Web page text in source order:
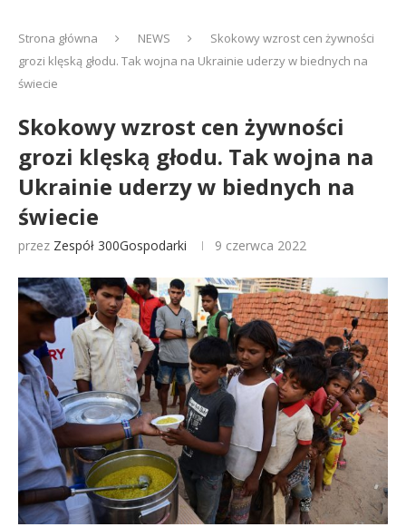
Strona główna NEWS
Skokowy wzrost cen żywności
grozi klęską głodu. Tak wojna na Ukrainie uderzy w biednych na
świecie
Skokowy wzrost cen żywności
grozi klęską głodu. Tak wojna na
Ukrainie uderzy w biednych na
świecie
przez Zespół 300Gospodarki 9 czerwca 2022